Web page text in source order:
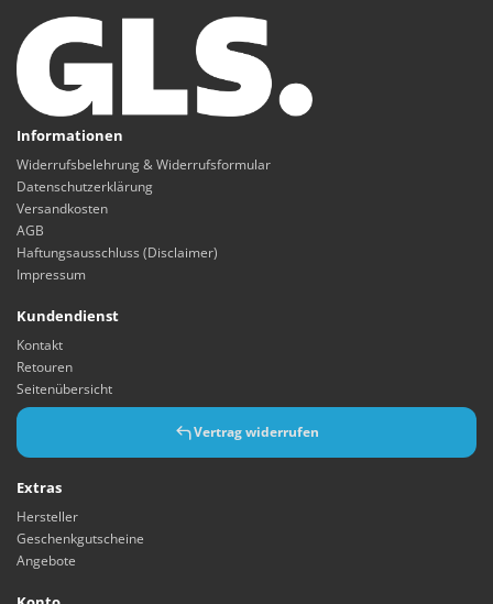
Informationen
Widerrufsbelehrung & Widerrufsformular
Datenschutzerklärung
Versandkosten
AGB
Haftungsausschluss (Disclaimer)
Impressum
Kundendienst
Kontakt
Retouren
Seitenübersicht
Vertrag widerrufen
Extras
Hersteller
Geschenkgutscheine
Angebote